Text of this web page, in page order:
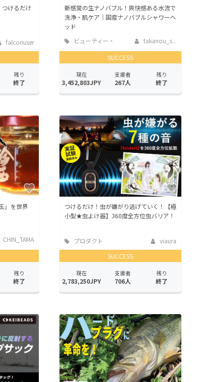
けるだけ
falconuser
残り
終了
新感覚の生ナノバブル！爽快感ある水流で
洗浄・肌ケア｜国産ナノバブルシャワーヘ
ッド
ビューティー・
takanou_s...
SUCCESS
現在
3,452,803JPY
支援者
267人
残り
終了
」を世界
CHIN_TAMA
残り
終了
つけるだけ！虫が嫌がり逃げていく！【極
小型★虫よけ器】360度全方位虫バリア！
プロダクト
viaura
SUCCESS
現在
2,783,250JPY
支援者
706人
残り
終了